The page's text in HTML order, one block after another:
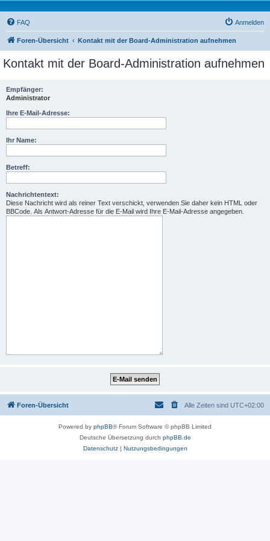
FAQ Anmelden
Foren-Übersicht Kontakt mit der Board-Administration aufnehmen
Kontakt mit der Board-Administration aufnehmen
Empfänger:
Administrator
Ihre E-Mail-Adresse:
Ihr Name:
Betreff:
Nachrichtentext:
Diese Nachricht wird als reiner Text verschickt, verwenden Sie daher kein HTML oder
BBCode. Als Antwort-Adresse für die E-Mail wird Ihre E-Mail-Adresse angegeben.
Foren-Übersicht Alle Zeiten sind UTC+02:00
Powered by phpBB® Forum Software © phpBB Limited
Deutsche Übersetzung durch phpBB.de
Datenschutz| Nutzungsbedingungen